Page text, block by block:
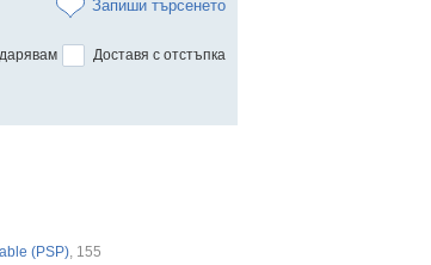
Запиши търсенето
Доставя с отстъпка
(PSP), 155